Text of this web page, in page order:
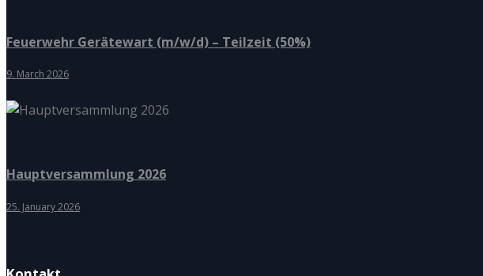
Feuerwehr Gerätewart (m/w/d) – Teilzeit (50%)
9. March 2026
Hauptversammlung 2026
25. January 2026